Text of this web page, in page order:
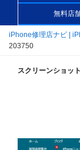
無料店
iPhone修理店ナビ |
203750
スクリーンショッ